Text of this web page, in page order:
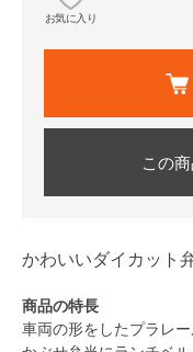
お気に入り
この
かわいいダイカット
商品の特長
車両の形をしたプラレー